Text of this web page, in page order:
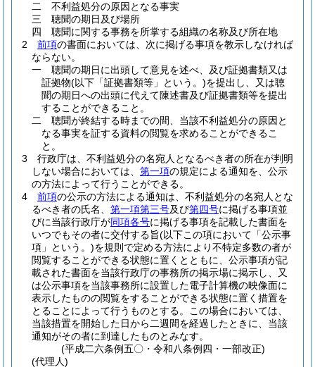
二
不利益処分の原因となる事実
三
聴聞の期日及び場所
四
聴聞に関する事務を所掌する組織の名称及び所在地
2
前項の書面においては、次に掲げる事項を教示しなければ
ならない。
一
聴聞の期日に出頭して意見を述べ、及び証拠書類又は
証拠物(以下「証拠書類等」という。)を提出し、又は聴
聞の期日への出頭に代えて陳述書及び証拠書類等を提出
することができること。
二
聴聞が終結する時までの間、当該不利益処分の原因と
なる事実を証する資料の閲覧を求めることができるこ
と。
3
行政庁は、不利益処分の名宛人となるべき者の所在が判明
しない場合においては、 第一項の規定による通知を、公示
の方法によって行うことができる。
4
前項の公示の方法による通知は、不利益処分の名宛人とな
るべき者の氏名、 第一項第三号及び第四号に掲げる事項並
びに当該行政庁が同項各号に掲げる事項を記載した書面を
いつでもその者に交付する旨(以下この項において「公示事
項」という。)を規則で定める方法により不特定多数の者が
閲覧することができる状態に置くとともに、公示事項が記
載された書面を当該行政庁の事務所の掲示場に掲示し、又
は公示事項を当該事務所に設置した電子計算機の映像面に
表示したものの閲覧をすることができる状態に置く措置を
とることによって行うものとする。
この場合においては、
当該措置を開始した日から二週間を経過したときに、当該
通知がその者に到達したものとみなす。
(平成二六条例五〇・令和八条例四・一部改正)
(代理人)